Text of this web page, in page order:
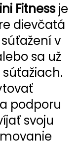
Fitness je
dievčatá
v
sa už
podporu
svoju